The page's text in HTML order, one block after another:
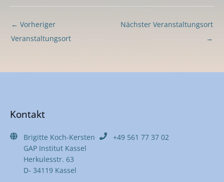
← Vorheriger
Veranstaltungsort
Nächster Veranstaltungsort
→
Kontakt
Brigitte Koch-Kersten
GAP Institut Kassel
Herkulesstr. 63
D- 34119 Kassel
+49 561 77 37 02